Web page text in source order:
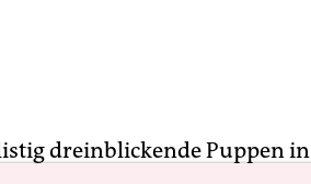
dreinblickende Puppen in